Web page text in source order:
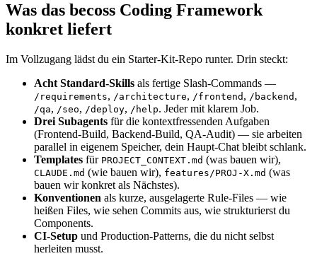
Was das becoss Coding Framework
konkret liefert
Im Vollzugang lädst du ein Starter-Kit-Repo runter. Drin steckt:
Acht Standard-Skills als fertige Slash-Commands —
/requirements, /architecture, /frontend , /backend ,
/qa, /seo, /deploy, /help. Jeder mit klarem Job.
Drei Subagents für die kontextfressenden Aufgaben
(Frontend-Build, Backend-Build, QA-Audit) — sie arbeiten
parallel in eigenem Speicher, dein Haupt-Chat bleibt schlank.
Templates für PROJECT_CONTEXT.md (was bauen wir),
CLAUDE.md (wie bauen wir), features/PROJ-X.md (was
bauen wir konkret als Nächstes).
Konventionen als kurze, ausgelagerte Rule-Files — wie
heißen Files, wie sehen Commits aus, wie strukturierst du
Components.
CI-Setup und Production-Patterns, die du nicht selbst
herleiten musst.